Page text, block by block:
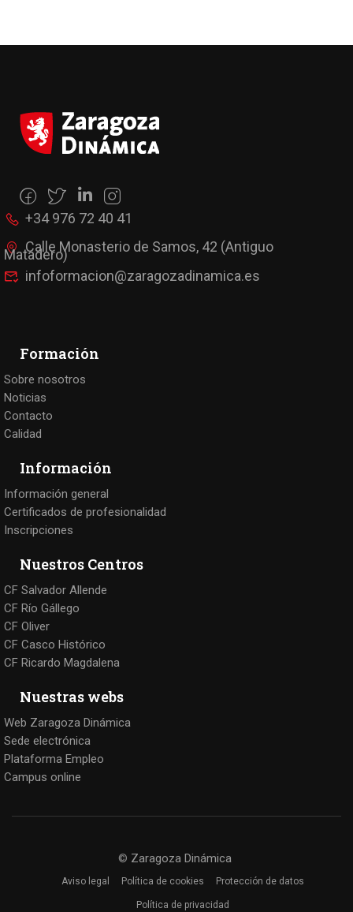
+34 976 72 40 41
Calle Monasterio de Samos, 42 (Antiguo
Matadero)
infoformacion@zaragozadinamica.es
Formación
Sobre nosotros
Noticias
Contacto
Calidad
Información
Información general
Certificados de profesionalidad
Inscripciones
Nuestros Centros
CF Salvador Allende
CF Río Gállego
CF Oliver
CF Casco Histórico
CF Ricardo Magdalena
Nuestras webs
Web Zaragoza Dinámica
Sede electrónica
Plataforma Empleo
Campus online
© Zaragoza Dinámica
Aviso legal Política de cookies Protección de datos
Política de privacidad